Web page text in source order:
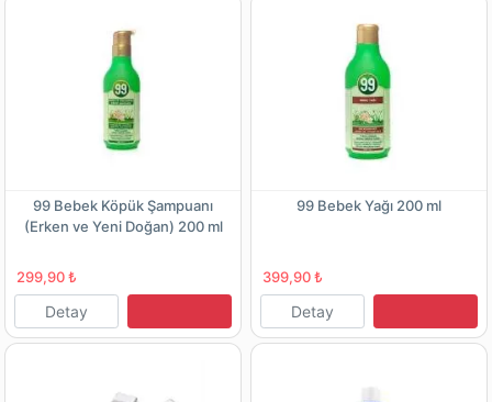
99 Bebek Köpük Şampuanı
(Erken ve Yeni Doğan) 200 ml
299,90 ₺
Detay
99 Bebek Yağı 200 ml
399,90 ₺
Detay